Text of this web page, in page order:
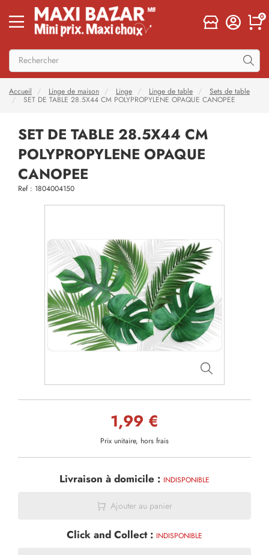
0
Accueil Linge de maison Linge Linge de table
Sets de table
SET DE TABLE 28.5X44 CM POLYPROPYLENE OPAQUE CANOPEE
SET DE TABLE 28.5X44 CM
POLYPROPYLENE OPAQUE
CANOPEE
Ref : 1804004150
1,99 €
Prix unitaire, hors frais
Livraison à domicile : INDISPONIBLE
Ajouter au panier
Click and Collect : INDISPONIBLE